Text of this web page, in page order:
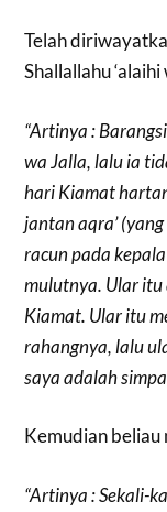
Telah
Shallallahu
“Artinya :
wa Jalla, lalu ia
hari Kiamat
jantan aqra’
racun pada
mulutnya. Ular itu
Kiamat. Ular itu
rahangnya, lalu
saya adalah
Kemudian beliau
“Artinya : Sekali-